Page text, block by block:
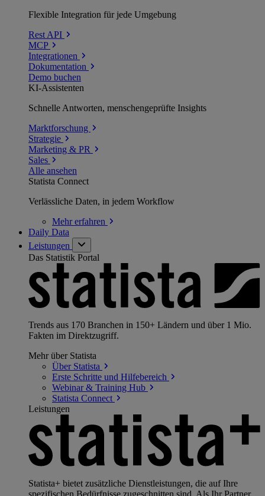
Flexible Integration für jede Umgebung
Rest API
MCP
Integrationen
Dokumentation
Demo buchen
KI-Assistenten
Schnelle Antworten, menschengeprüfte Insights
Marktforschung
Strategie
Marketing & PR
Sales
Alle ansehen
Statista Connect
Verlässliche Daten, in jedem Workflow
Mehrerfahren
Daily Data
Leistungen
Das Statistik Portal
Trends aus 170 Branchen in 150+ Ländern und über 1 Mio.
Fakten im Direktzugriff.
Mehr über Statista
Über Statista
Erste Schritte und Hilfebereich
Webinar & Training Hub
Statista Connect
Leistungen
Statista+ bietet zusätzliche Dienstleistungen, die auf Ihre
spezifischen Bedürfnisse zugeschnitten sind. Als Ihr Partner